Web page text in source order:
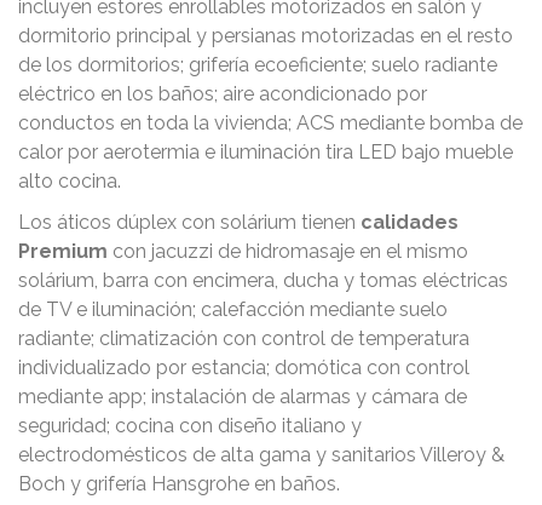
incluyen estores enrollables motorizados en salón y
dormitorio principal y persianas motorizadas en el resto
de los dormitorios; grifería ecoeficiente; suelo radiante
eléctrico en los baños; aire acondicionado por
conductos en toda la vivienda; ACS mediante bomba de
calor por aerotermia e iluminación tira LED bajo mueble
alto cocina.
Los áticos dúplex con solárium tienen calidades
Premium con jacuzzi de hidromasaje en el mismo
solárium, barra con encimera, ducha y tomas eléctricas
de TV e iluminación; calefacción mediante suelo
radiante; climatización con control de temperatura
individualizado por estancia; domótica con control
mediante app; instalación de alarmas y cámara de
seguridad; cocina con diseño italiano y
electrodomésticos de alta gama y sanitarios Villeroy &
Boch y grifería Hansgrohe en baños.